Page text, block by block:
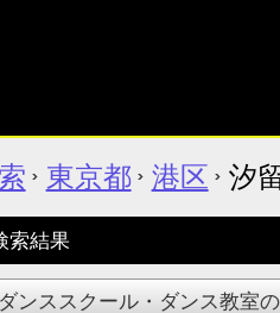
東京都 港区 汐
索結果
ダンススクール・ダンス教室